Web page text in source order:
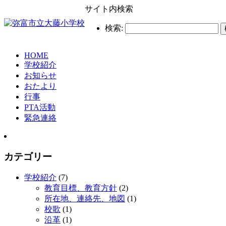
サイト内検索
検索:
HOME
学校紹介
お知らせ
おたより
行事
PTA活動
緊急連絡
カテゴリー
学校紹介 (7)
教育目標、教育方針 (2)
所在地、連絡先、地図 (1)
校歌 (1)
沿革 (1)